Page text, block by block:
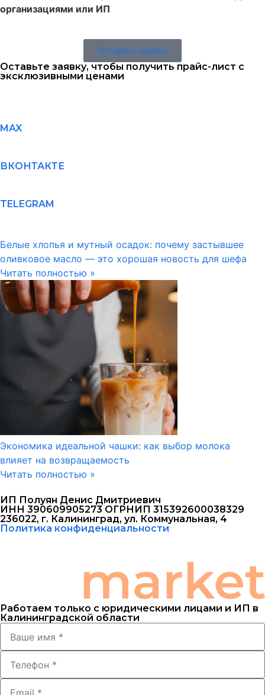
организациями или ИП
Оставить заявку
Оставьте заявку, чтобы получить прайс-лист с
эксклюзивными ценами
MAX
ВКОНТАКТЕ
TELEGRAM
Белые хлопья и мутный осадок: почему застывшее
оливковое масло — это хорошая новость для шефа
Читать полностью »
Экономика идеальной чашки: как выбор молока
влияет на возвращаемость
Читать полностью »
ИП Полуян Денис Дмитриевич
ИНН 390609905273 ОГРНИП 315392600038329
236022, г. Калининград, ул. Коммунальная, 4
Политика конфиденциальности
Работаем только с юридическими лицами и ИП в
Калининградской области